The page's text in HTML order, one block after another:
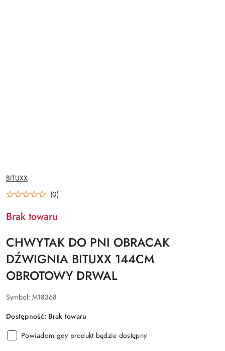
NAZWA
PRODUCENTA:
BITUXX
(0)
Brak towaru
CHWYTAK DO PNI OBRACAK
DŹWIGNIA BITUXX 144CM
OBROTOWY DRWAL
Symbol: M18368
Dostępność: Brak towaru
Powiadom gdy produkt będzie dostępny